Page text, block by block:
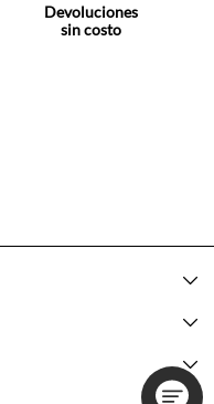
Devoluciones
sin costo